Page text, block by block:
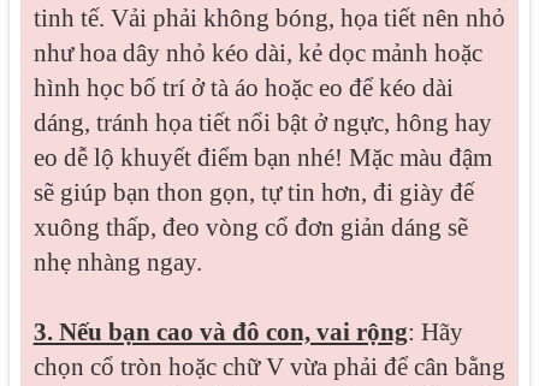
tinh tế. Vải phải không bóng, họa tiết nên nhỏ
như hoa dây nhỏ kéo dài, kẻ dọc mảnh hoặc
hình học bố trí ở tà áo hoặc eo để kéo dài
dáng, tránh họa tiết nổi bật ở ngực, hông hay
eo dễ lộ khuyết điểm bạn nhé! Mặc màu đậm
sẽ giúp bạn thon gọn, tự tin hơn, đi giày đế
xuông thấp, đeo vòng cổ đơn giản dáng sẽ
nhẹ nhàng ngay.
3. Nếu bạn cao và đô con, vai rộng: Hãy
chọn cổ tròn hoặc chữ V vừa phải để cân bằng